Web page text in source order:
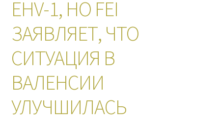
EHV-1, НО FEI
ЗАЯВЛЯЕТ, ЧТО
СИТУАЦИЯ В
ВАЛЕНСИИ
УЛУЧШИЛАСЬ